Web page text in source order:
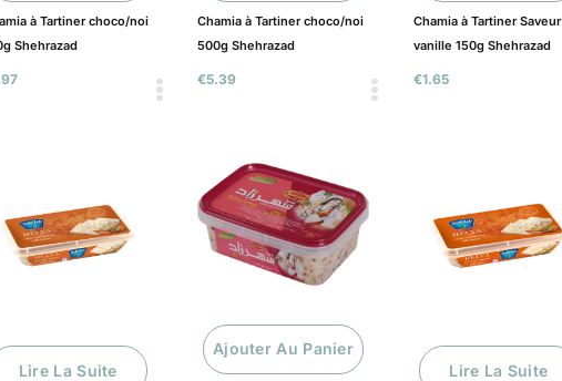
à Tartiner choco/noi
Shehrazad
€5.39
Chamia à Tartiner choco/noi
500g Shehrazad
€1.65
Chamia à Tartiner Saveur
vanille 150g Shehrazad
Lire La Suite
Ajouter Au Panier
Lire La Suite